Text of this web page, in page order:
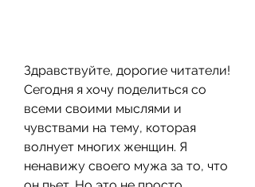
Здравствуйте, дорогие читатели!
Сегодня я хочу поделиться со
всеми своими мыслями и
чувствами на тему, которая
волнует многих женщин. Я
ненавижу своего мужа за то, что